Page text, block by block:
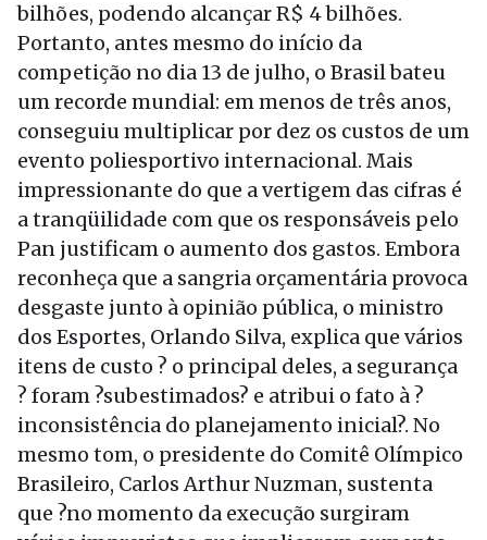
bilhões, podendo alcançar R$ 4 bilhões.
Portanto, antes mesmo do início da
competição no dia 13 de julho, o Brasil bateu
um recorde mundial: em menos de três anos,
conseguiu multiplicar por dez os custos de um
evento poliesportivo internacional. Mais
impressionante do que a vertigem das cifras é
a tranqüilidade com que os responsáveis pelo
Pan justificam o aumento dos gastos. Embora
reconheça que a sangria orçamentária provoca
desgaste junto à opinião pública, o ministro
dos Esportes, Orlando Silva, explica que vários
itens de custo ? o principal deles, a segurança
? foram ?subestimados? e atribui o fato à ?
inconsistência do planejamento inicial?. No
mesmo tom, o presidente do Comitê Olímpico
Brasileiro, Carlos Arthur Nuzman, sustenta
que ?no momento da execução surgiram